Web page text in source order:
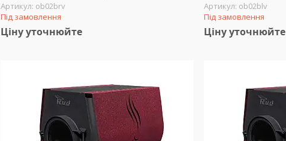
ob02brv
Під замовлення
Ціну уточнюйте
ob02blv
Під замовлення
Ціну уточнюйте